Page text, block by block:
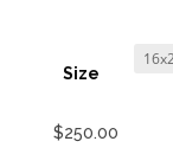
Size
$250.00